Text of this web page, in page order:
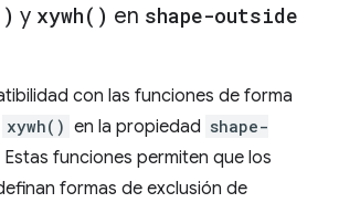
) y xywh( ) en shape-outside
con las funciones de forma
xywh() en la propiedad shape-
Estas funciones permiten que los
formas de exclusión de